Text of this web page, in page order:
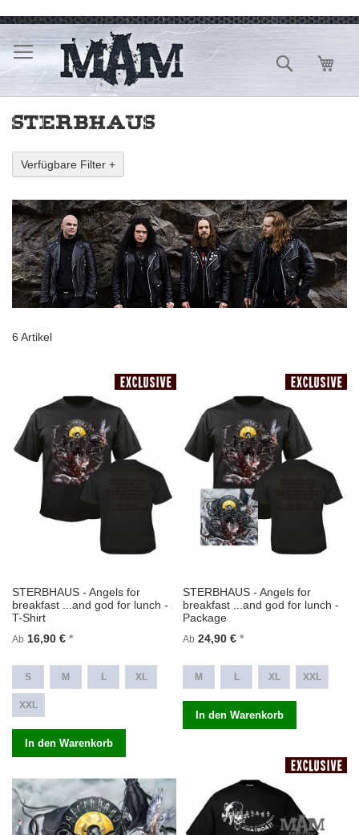
Direkt
zum
Inhalt
Suche
STERBHAUS
Verfügbare Filter +
6 Artikel
STERBHAUS - Angels for
breakfast ...and god for lunch -
T-Shirt
Ab 16,90 €
S M L XL
XXL
In den Warenkorb
STERBHAUS - Angels for
breakfast ...and god for lunch -
Package
Ab 24,90 €
M L XL XXL
In den Warenkorb